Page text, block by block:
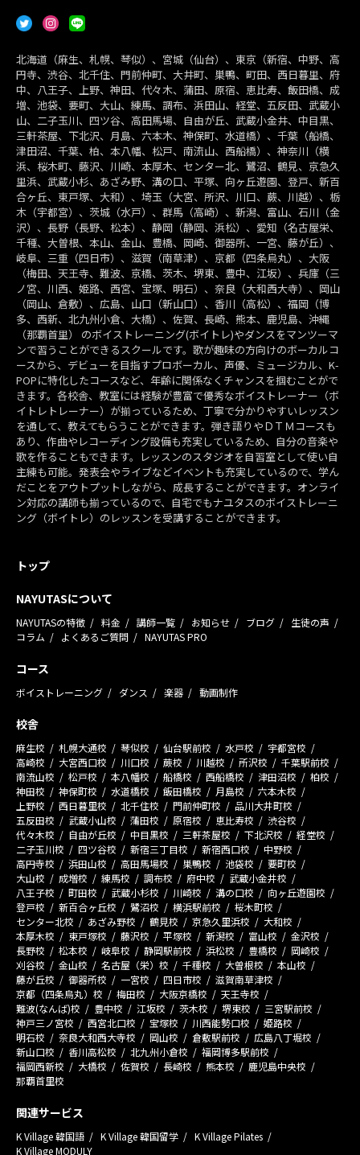
北海道（麻生、札幌、琴似）、宮城（仙台）、東京（新宿、中野、高
円寺、渋谷、北千住、門前仲町、大井町、巣鴨、町田、西日暮里、府
中、八王子、上野、神田、代々木、蒲田、原宿、恵比寿、飯田橋、成
増、池袋、要町、大山、練馬、調布、浜田山、経堂、五反田、武蔵小
山、二子玉川、四ツ谷、高田馬場、自由が丘、武蔵小金井、中目黒、
三軒茶屋、下北沢、月島、六本木、神保町、水道橋）、千葉（船橋、
津田沼、千葉、柏、本八幡、松戸、南流山、西船橋）、神奈川（横
浜、桜木町、藤沢、川崎、本厚木、センター北、鷺沼、鶴見、京急久
里浜、武蔵小杉、あざみ野、溝の口、平塚、向ヶ丘遊園、登戸、新百
合ヶ丘、東戸塚、大和）、埼玉（大宮、所沢、川口、蕨、川越）、栃
木（宇都宮）、茨城（水戸）、群馬（高崎）、新潟、富山、石川（金
沢）、長野（長野、松本）、静岡（静岡、浜松）、愛知（名古屋栄、
千種、大曽根、本山、金山、豊橋、岡崎、御器所、一宮、藤が丘）、
岐阜、三重（四日市）、滋賀（南草津）、京都（四条烏丸）、大阪
（梅田、天王寺、難波、京橋、茨木、堺東、豊中、江坂）、兵庫（三
ノ宮、川西、姫路、西宮、宝塚、明石）、奈良（大和西大寺）、岡山
（岡山、倉敷）、広島、山口（新山口）、香川（高松）、福岡（博
多、西新、北九州小倉、大橋）、佐賀、長崎、熊本、鹿児島、沖縄
（那覇首里） のボイストレーニング(ボイトレ)やダンスをマンツーマ
ンで習うことができるスクールです。歌が趣味の方向けのボーカルコ
ースから、デビューを目指すプロボーカル、声優、ミュージカル、K-
POPに特化したコースなど、年齢に関係なくチャンスを掴むことがで
きます。各校舎、教室には経験が豊富で優秀なボイストレーナー（ボ
イトレトレーナー）が揃っているため、丁寧で分かりやすいレッスン
を通して、教えてもらうことができます。弾き語りやＤＴＭコースも
あり、作曲やレコーディング設備も充実しているため、自分の音楽や
歌を作ることもできます。レッスンのスタジオを自習室として使い自
主練も可能。発表会やライブなどイベントも充実しているので、学ん
だことをアウトプットしながら、成長することができます。オンライ
ン対応の講師も揃っているので、自宅でもナユタスのボイストレーニ
ング（ボイトレ）のレッスンを受講することができます。
トップ
NAYUTASについて
NAYUTASの特徴 料金 講師一覧 お知らせ ブログ
生徒の声
コラム
よくあるご質問 NAYUTAS PRO
コース
ボイストレーニング ダンス 楽器 動画制作
校舎
麻生校 札幌大通校 琴似校 仙台駅前校 水戸校
宇都宮校
高崎校
大宮西口校 川口校 蕨校 川越校 所沢校
千葉駅前校
南流山校
松戸校 本八幡校 船橋校 西船橋校 津田沼校
柏校
神田校
神保町校 水道橋校 飯田橋校 月島校
六本木校
上野校
西日暮里校 北千住校 門前仲町校
品川大井町校
五反田校
武蔵小山校 蒲田校 原宿校 恵比寿校
渋谷校
代々木校
自由が丘校 中目黒校 三軒茶屋校 下北沢校
経堂校
二子玉川校
四ツ谷校 新宿三丁目校 新宿西口校
中野校
高円寺校
浜田山校 高田馬場校 巣鴨校 池袋校
要町校
大山校
成増校 練馬校 調布校 府中校
武蔵小金井校
八王子校
町田校 武蔵小杉校 川崎校 溝の口校
向ヶ丘遊園校
登戸校
新百合ヶ丘校 鷺沼校 横浜駅前校
桜木町校
センター北校
あざみ野校 鶴見校 京急久里浜校
大和校
本厚木校
東戸塚校 藤沢校 平塚校 新潟校 富山校
金沢校
長野校
松本校 岐阜校 静岡駅前校 浜松校 豊橋校
岡崎校
刈谷校
金山校 名古屋（栄）校 千種校 大曽根校
本山校
藤が丘校
御器所校 一宮校 四日市校
滋賀南草津校
京都（四条烏丸）校
梅田校 大阪京橋校
天王寺校
難波(なんば)校
豊中校 江坂校 茨木校 堺東校
三宮駅前校
神戸三ノ宮校
西宮北口校 宝塚校 川西能勢口校
姫路校
明石校
奈良大和西大寺校 岡山校 倉敷駅前校
広島八丁堀校
新山口校
香川高松校 北九州小倉校
福岡博多駅前校
福岡西新校
大橋校 佐賀校 長崎校 熊本校
鹿児島中央校
那覇首里校
関連サービス
K Village 韓国語 K Village 韓国留学
K Village Pilates
K Village MODULY